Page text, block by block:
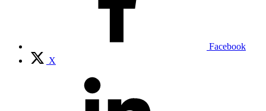
Facebook
X